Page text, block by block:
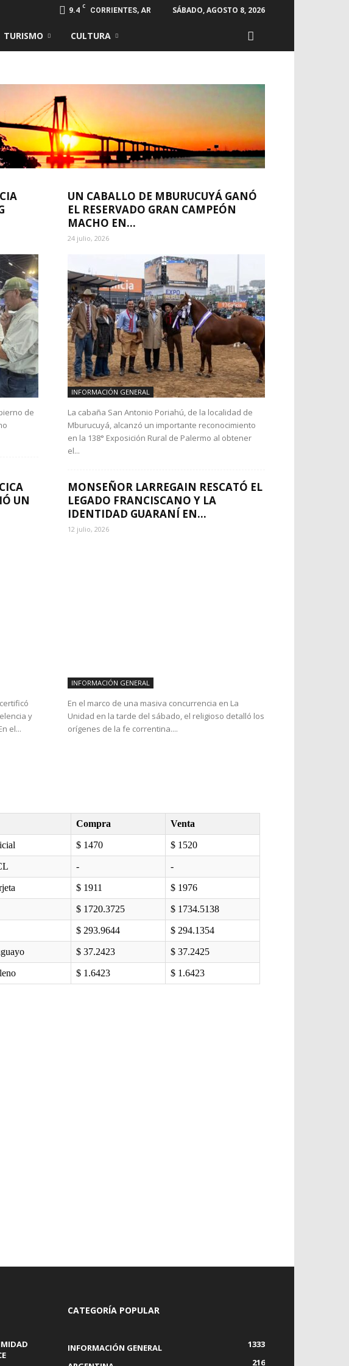
9.4 C
CORRIENTES, AR SÁBADO, AGOSTO 8, 2026
TURISMO CULTURA
de
UN CABALLO DE MBURUCUYÁ GANÓ
EL RESERVADO GRAN CAMPEÓN
MACHO EN...
24 julio, 2026
INFORMACIÓN GENERAL
La cabaña San Antonio Poriahú, de la localidad de
Mburucuyá, alcanzó un importante reconocimiento
en la 138° Exposición Rural de Palermo al obtener
el...
UN
y
el...
MONSEÑOR LARREGAIN RESCATÓ EL
LEGADO FRANCISCANO Y LA
IDENTIDAD GUARANÍ EN...
12 julio, 2026
INFORMACIÓN GENERAL
En el marco de una masiva concurrencia en La
Unidad en la tarde del sábado, el religioso detalló los
orígenes de la fe correntina....
CATEGORÍA POPULAR
INFORMACIÓN GENERAL
1333
216